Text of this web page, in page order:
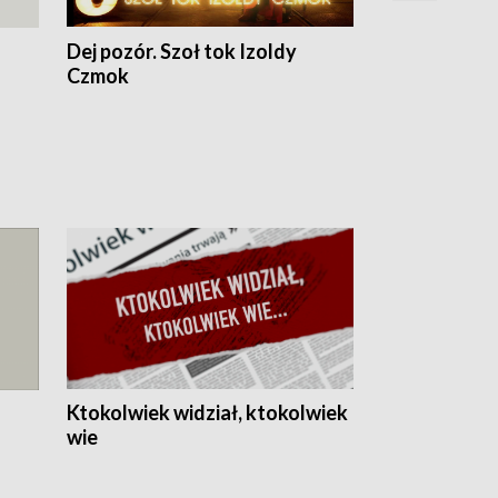
Dej pozór. Szoł tok Izoldy
Czmok
Ktokolwiek widział, ktokolwiek
wie